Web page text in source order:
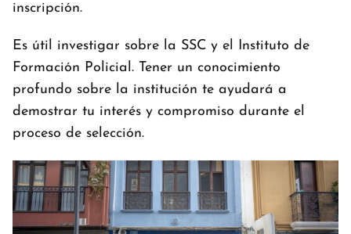
inscripción.
Es útil investigar sobre la SSC y el Instituto de
Formación Policial. Tener un conocimiento
profundo sobre la institución te ayudará a
demostrar tu interés y compromiso durante el
proceso de selección.